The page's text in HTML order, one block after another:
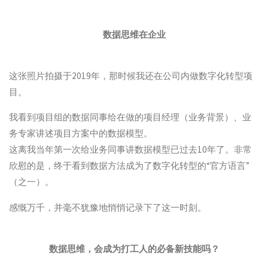
数据思维在企业
这张照片拍摄于2019年，那时候我还在公司内做数字化转型项
目。
我看到项目组的数据同事给在做的项目经理（业务背景）、业
务专家讲述项目方案中的数据模型。
这离我当年第一次给业务同事讲数据模型已过去10年了。非常
欣慰的是，终于看到数据方法成为了数字化转型的“官方语言”
（之一）。
感慨万千，并毫不犹豫地悄悄记录下了这一时刻。
数据思维，会成为打工人的必备新技能吗？